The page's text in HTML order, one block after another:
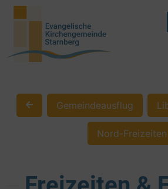
Gemeindeausflug
Nord-Freizeiten